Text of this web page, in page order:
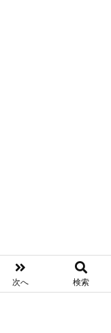
次へ 検索